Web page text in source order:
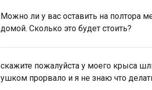
Можно ли у вас оставить на полтора
домой. Сколько это будет стоить?
скажите пожалуйста у моего крыса
ушком прорвало и я не знаю что